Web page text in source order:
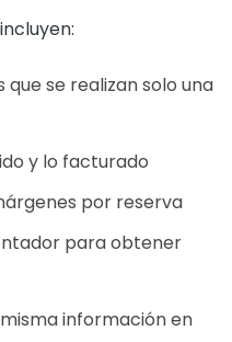
se realizan solo una
y lo facturado
por reserva
para obtener
información en